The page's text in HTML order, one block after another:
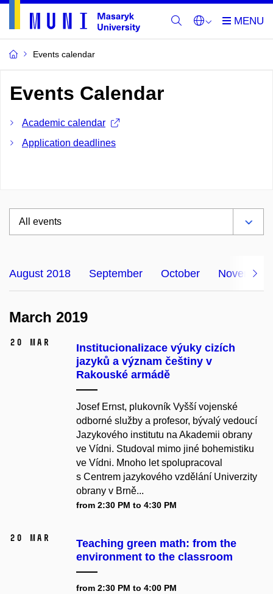
Events calendar
Events Calendar
Academic calendar
Application deadlines
August 2018 September October November
March 2019
20 Mar
Institucionalizace výuky cizích
jazyků a význam češtiny v
Rakouské armádě
Josef Ernst, plukovník Vyšší vojenské
odborné služby a profesor, bývalý vedoucí
Jazykového institutu na Akademii obrany
ve Vídni. Studoval mimo jiné bohemistiku
ve Vídni. Mnoho let spolupracoval
s Centrem jazykového vzdělání Univerzity
obrany v Brně...
from 2:30 PM to 4:30 PM
20 Mar
Teaching green math: from the
environment to the classroom
from 2:30 PM to 4:00 PM